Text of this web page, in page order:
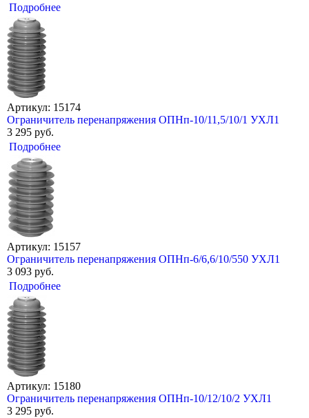
Подробнее
Артикул: 15174
Ограничитель перенапряжения ОПНп-10/11,5/10/1 УХЛ1
3 295 руб.
Подробнее
Артикул: 15157
Ограничитель перенапряжения ОПНп-6/6,6/10/550 УХЛ1
3 093 руб.
Подробнее
Артикул: 15180
Ограничитель перенапряжения ОПНп-10/12/10/2 УХЛ1
3 295 руб.